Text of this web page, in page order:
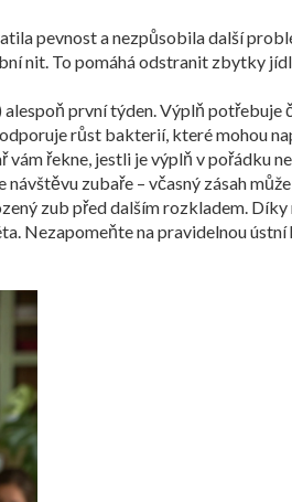
pevnost a nezpůsobila další
nit. To pomáhá odstranit zbytky
první týden. Výplň potřebuje
růst bakterií, které mohou
řekne, jestli je výplň v pořádku
zubaře – včasný zásah
zub před dalším rozkladem.
Nezapomeňte na pravidelnou